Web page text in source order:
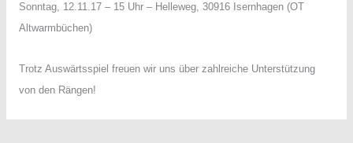
Sonntag, 12.11.17 – 15 Uhr – Helleweg, 30916 Isernhagen (OT
Altwarmbüchen)
Trotz Auswärtsspiel freuen wir uns über zahlreiche Unterstützung
von den Rängen!